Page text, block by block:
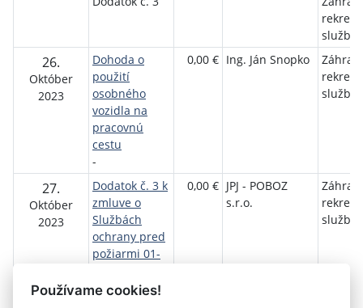
služby
26.
Október
2023
Dohoda o
použití
osobného
vozidla na
pracovnú
cestu
-
0,00 € Ing. Ján Snopko
služby
27.
Október
2023
Dodatok č. 3 k
zmluve o
Službách
ochrany pred
požiarmi 01-
01/2012
0,00 € JPJ - POBOZ
s.r.o.
služby
Používame cookies!